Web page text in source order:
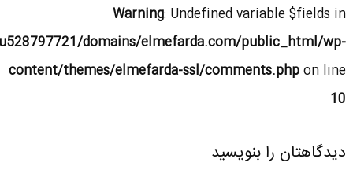
Warning: Undefined variable $fields in
domains/elmefarda.com/public_html/wp-
content/themes/elmefarda-ssl/comments.phpon line
10
دیدگاهتان را بنویسید